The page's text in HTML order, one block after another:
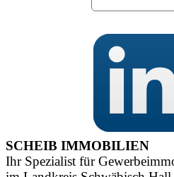
SCHEIB IMMOBILIEN
Ihr Spezialist für